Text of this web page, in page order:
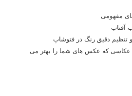
مفهومی
آفتاب
در عکاسی که عکس های شما را بهتر می